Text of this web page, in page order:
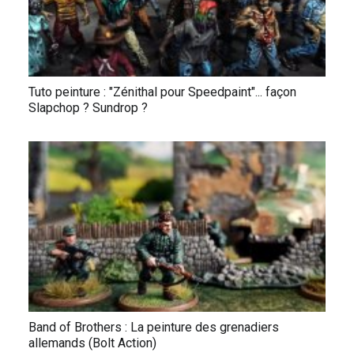
Tuto peinture : "Zénithal pour Speedpaint"... façon
Slapchop ? Sundrop ?
Band of Brothers : La peinture des grenadiers
allemands (Bolt Action)